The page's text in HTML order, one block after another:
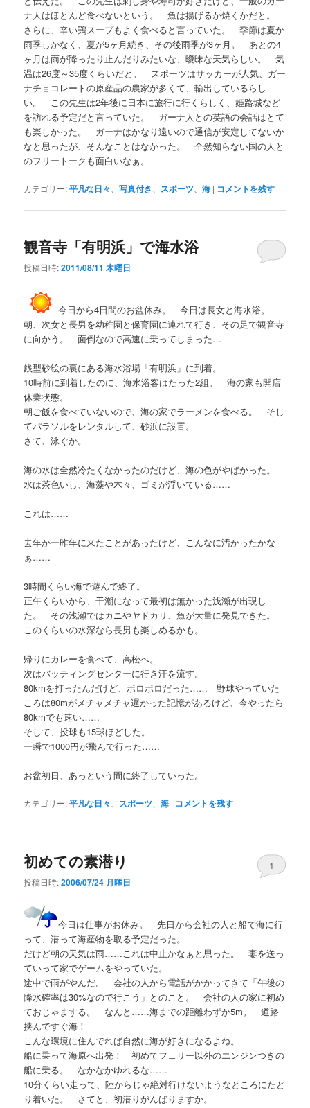
ナ人はほとんど食べないという。 魚は揚げるか焼くかだと。
さらに、辛い鶏スープもよく食べると言っていた。 季節は夏か
雨季しかなく、夏が5ヶ月続き、その後雨季が3ヶ月。 あとの4
ヶ月は雨が降ったり止んだりみたいな、曖昧な天気らしい。 気
温は26度～35度くらいだと。 スポーツはサッカーが人気、ガー
ナチョコレートの原産品の農家が多くて、輸出しているらし
い。 この先生は2年後に日本に旅行に行くらしく、姫路城など
を訪れる予定だと言っていた。 ガーナ人との英語の会話はとて
も楽しかった。 ガーナはかなり遠いので通信が安定してないか
なと思ったが、そんなことはなかった。 全然知らない国の人と
のフリートークも面白いなぁ。
カテゴリー:平凡な日々、写真付き、 スポーツ、海 | コメントを残す
観音寺「有明浜」で海水浴
投稿日時:2011/08/11 木曜日
今日から4日間のお盆休み。 今日は長女と海水浴。
朝、次女と長男を幼稚園と保育園に連れて行き、その足で観音寺
に向かう。 面倒なので高速に乗ってしまった…
銭型砂絵の裏にある海水浴場「有明浜」に到着。
10時前に到着したのに、海水浴客はたった2組。 海の家も開店
休業状態。
朝ご飯を食べていないので、海の家でラーメンを食べる。 そし
てパラソルをレンタルして、砂浜に設置。
さて、泳ぐか。
海の水は全然冷たくなかったのだけど、海の色がやばかった。
水は茶色いし、海藻や木々、ゴミが浮いている……
これは……
去年か一昨年に来たことがあったけど、こんなに汚かったかな
ぁ……
3時間くらい海で遊んで終了。
正午くらいから、干潮になって最初は無かった浅瀬が出現し
た。 その浅瀬ではカニやヤドカリ、魚が大量に発見できた。
このくらいの水深なら長男も楽しめるかも。
帰りにカレーを食べて、高松へ。
次はバッティングセンターに行き汗を流す。
80kmを打ったんだけど、ボロボロだった…… 野球やっていた
ころは80mがメチャメチャ遅かった記憶があるけど、今やったら
80kmでも速い……
そして、投球も15球ほどした。
一瞬で1000円が飛んで行った……
お盆初日、あっという間に終了していった。
カテゴリー:平凡な日々、 スポーツ、海 | コメントを残す
初めての素潜り
投稿日時:2006/07/24 月曜日
1
今日は仕事がお休み。 先日から会社の人と船で海に行
って、潜って海産物を取る予定だった。
だけど朝の天気は雨……これは中止かなぁと思った。 妻を送っ
ていって家でゲームをやっていた。
途中で雨がやんだ。 会社の人から電話がかかってきて「午後の
降水確率は30%なので行こう」とのこと。 会社の人の家に初め
ておじゃまする。 なんと……海までの距離わずか5m。 道路
挟んですぐ海！
こんな環境に住んでれば自然に海が好きになるよね。
船に乗って海原へ出発！ 初めてフェリー以外のエンジンつきの
船に乗る。 なかなかゆれるな……
10分くらい走って、陸からじゃ絶対行けないようなところにたど
り着いた。 さてと、初潜りがんばりますか。